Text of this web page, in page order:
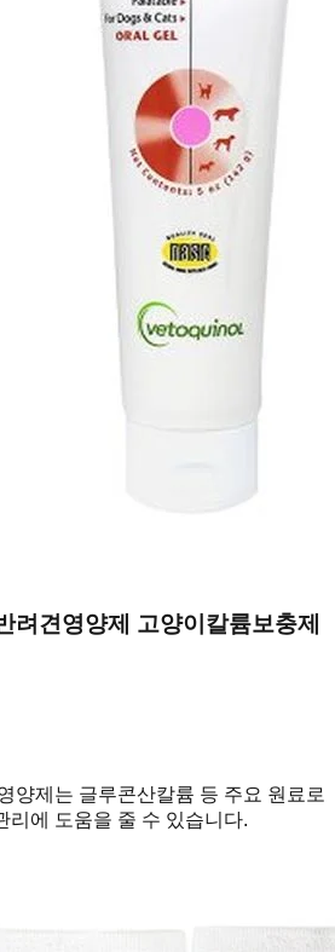
려견영양제 고양이칼륨보충제
양제는 글루콘산칼륨 등 주요 원료로
리에 도움을 줄 수 있습니다.